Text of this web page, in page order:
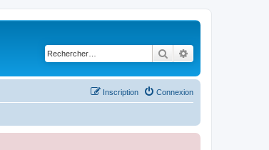
Rechercher
Connexion
Inscription